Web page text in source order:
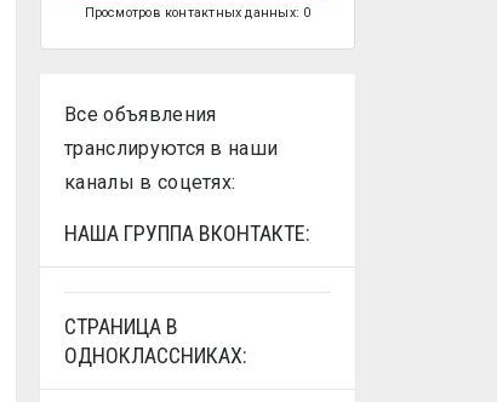
Просмотров контактных данных: 0
Все объявления
транслируются в наши
каналы в соцетях:
НАША ГРУППА ВКОНТАКТЕ:
СТРАНИЦА В
ОДНОКЛАССНИКАХ: